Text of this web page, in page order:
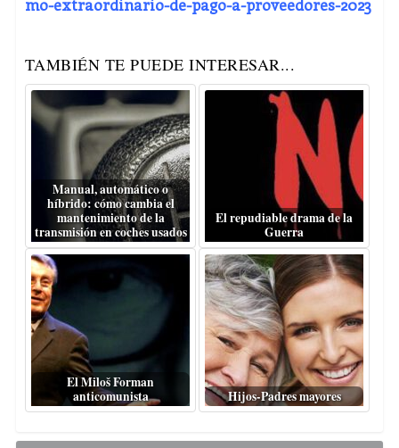
mo-extraordinario-de-pago-a-proveedores-2023
TAMBIÉN TE PUEDE INTERESAR...
Manual, automático o
híbrido: cómo cambia el
mantenimiento de la
transmisión en coches usados
El repudiable drama de la
Guerra
El Miloš Forman
anticomunista
Hijos-Padres mayores